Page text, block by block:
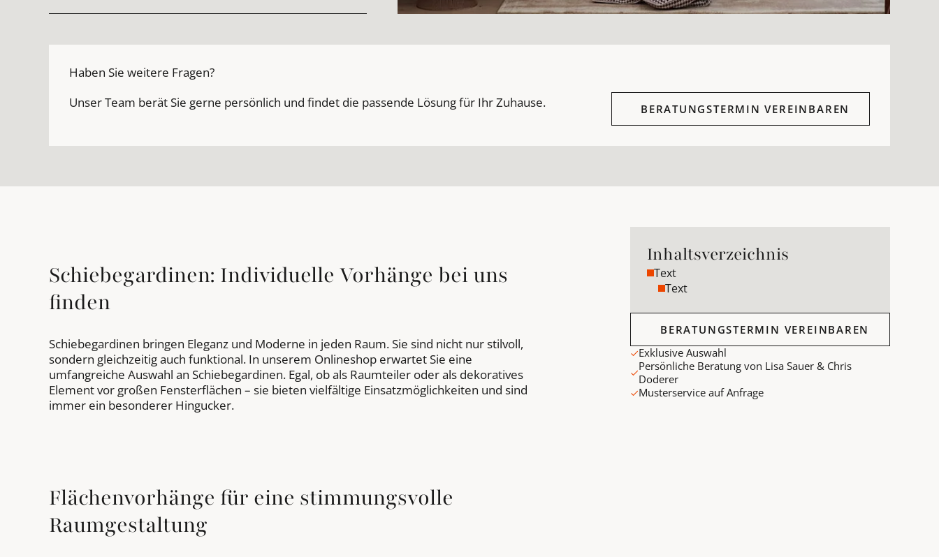
Haben Sie weitere Fragen?
Unser Team berät Sie gerne persönlich und findet die passende Lösung für Ihr Zuhause.
BERATUNGSTERMIN VEREINBAREN
Schiebegardinen: Individuelle Vorhänge bei uns
finden
Schiebegardinen bringen Eleganz und Moderne in jeden Raum. Sie sind nicht nur stilvoll,
sondern gleichzeitig auch funktional. In unserem Onlineshop erwartet Sie eine
umfangreiche Auswahl an Schiebegardinen. Egal, ob als Raumteiler oder als dekoratives
Element vor großen Fensterflächen – sie bieten vielfältige Einsatzmöglichkeiten und sind
immer ein besonderer Hingucker.
Flächenvorhänge für eine stimmungsvolle
Raumgestaltung
Inhaltsverzeichnis
Text
Text
BERATUNGSTERMIN VEREINBAREN
Exklusive Auswahl
Persönliche Beratung von Lisa Sauer & Chris
Doderer
Musterservice auf Anfrage